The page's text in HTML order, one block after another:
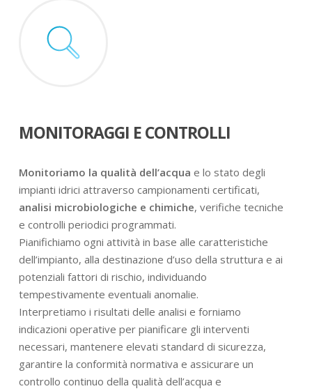
MONITORAGGI E CONTROLLI
Monitoriamo la qualità dell’acqua e lo stato degli
impianti idrici attraverso campionamenti certificati,
analisi microbiologiche e chimiche, verifiche tecniche
e controlli periodici programmati.
Pianifichiamo ogni attività in base alle caratteristiche
dell’impianto, alla destinazione d’uso della struttura e ai
potenziali fattori di rischio, individuando
tempestivamente eventuali anomalie.
Interpretiamo i risultati delle analisi e forniamo
indicazioni operative per pianificare gli interventi
necessari, mantenere elevati standard di sicurezza,
garantire la conformità normativa e assicurare un
controllo continuo della qualità dell’acqua e